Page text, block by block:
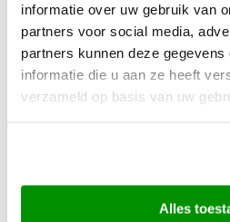
informatie over uw gebruik van
partners voor social media,
partners kunnen deze
informatie die u aan ze heeft
verzameld op basis van uw
Alles
Costa Rica
Curaçao
Dubai